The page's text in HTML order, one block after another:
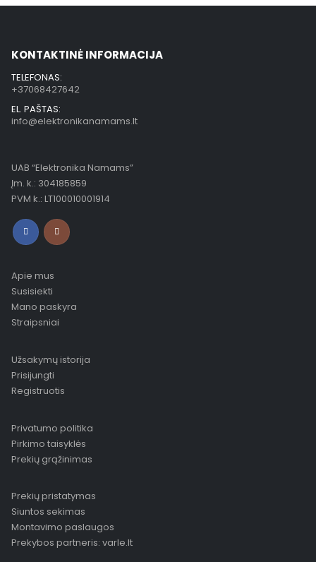
KONTAKTINĖ INFORMACIJA
TELEFONAS:
+37068427642
EL. PAŠTAS:
info@elektronikanamams.lt
UAB “Elektronika Namams”
Įm. k.: 304185859
PVM k.: LT100010001914
Apie mus
Susisiekti
Mano paskyra
Straipsniai
Užsakymų istorija
Prisijungti
Registruotis
Privatumo politika
Pirkimo taisyklės
Prekių grąžinimas
Prekių pristatymas
Siuntos sekimas
Montavimo paslaugos
Prekybos partneris: varle.lt